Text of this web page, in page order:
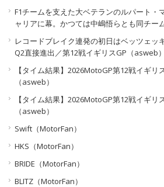
F1チームを支えた大ベテランのルパート・
ャリアに幕。かつては中嶋悟らとも同チー
レコードブレイク連発の初日はベッツェッ
Q2直接進出／第12戦イギリスGP（asweb）
【タイム結果】2026MotoGP第12戦イギリ
（asweb）
【タイム結果】2026MotoGP第12戦イギリ
（asweb）
Swift（MotorFan）
HKS（MotorFan）
BRIDE（MotorFan）
BLITZ（MotorFan）